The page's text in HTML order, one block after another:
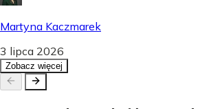
Martyna Kaczmarek
3 lipca 2026
Zobacz więcej